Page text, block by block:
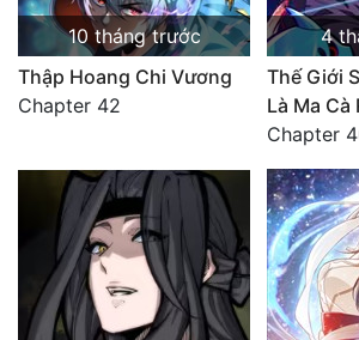
10 tháng trước
Thập Hoang Chi Vương
Chapter 42
4
Thế Giới
Là Ma Cà
Chapter